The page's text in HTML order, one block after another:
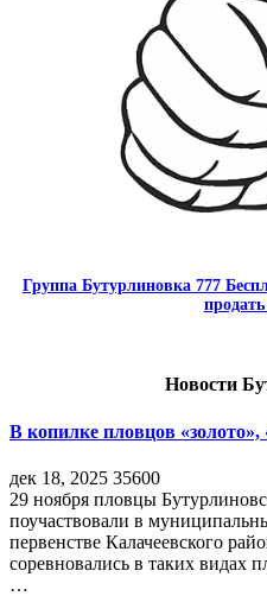
Группа Бутурлиновка 777
Новости
В копилке пловцов «золото»,
дек 18, 2025 35600
29 ноября пловцы
поучаствовали в
первенстве Калачеевского
соревновались в таких видах
…